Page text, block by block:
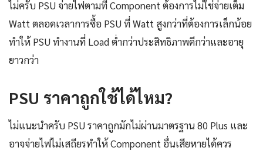
ไม่ครับ PSU จ่ายไฟตามที่ Component ต้องการไม่ใช่จ่ายเต็ม
Watt ตลอดเวลาการซื้อ PSU ที่ Watt สูงกว่าที่ต้องการเล็กน้อย
ทำให้ PSU ทำงานที่ Load ต่ำกว่าประสิทธิภาพดีกว่าและอายุ
ยาวกว่า
PSU ราคาถูกใช้ได้ไหม?
ไม่แนะนำครับ PSU ราคาถูกมักไม่ผ่านมาตรฐาน 80 Plus และ
อาจจ่ายไฟไม่เสถียรทำให้ Component อื่นเสียหายได้ควร